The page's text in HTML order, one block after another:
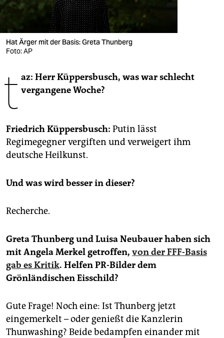
verlag
veranstaltungen
shop
unterstützen
abo
genossenschaft
epaper login
Hat Ärger mit der Basis: Greta Thunberg
Foto: AP
t az: Herr Küppersbusch, was war schlecht
vergangene Woche?
Friedrich Küppersbusch: Putin lässt
Regimegegner vergiften und verweigert ihm
deutsche Heilkunst.
Und was wird besser in dieser?
Recherche.
Greta Thunberg und Luisa Neubauer haben sich
mit Angela Merkel getroffen, von der FFF-Basis
gab es Kritik. Helfen PR-Bilder dem
Grönländischen Eisschild?
Gute Frage! Noch eine: Ist Thunberg jetzt
eingemerkelt – oder genießt die Kanzlerin
Thunwashing? Beide bedampfen einander mit